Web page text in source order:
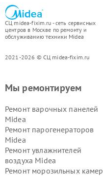
СЦ midea-fixim.ru - сеть сервисных
центров в Москве по ремонту и
обслуживанию техники Midea
2021-2026 © СЦ midea-fixim.ru
Мы ремонтируем
Ремонт варочных панелей
Midea
Ремонт парогенераторов
Midea
Ремонт увлажнителей
воздуха Midea
Ремонт морозильных камер